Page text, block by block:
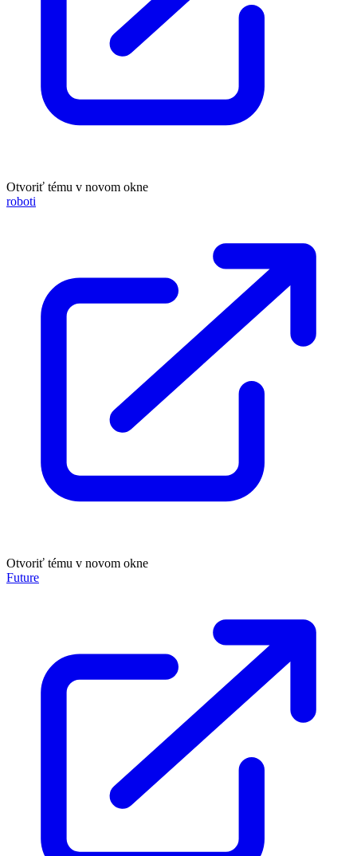
Otvoriť tému v novom okne
roboti
Otvoriť tému v novom okne
Future